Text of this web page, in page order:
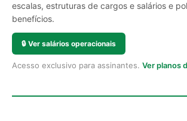
escalas, estruturas de cargos e salários e
benefícios.
🔒 Ver salários operacionais
Acesso exclusivo para assinantes. Ver planos